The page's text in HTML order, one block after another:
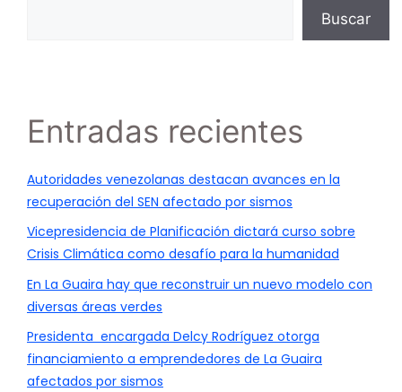
Buscar
Entradas recientes
Autoridades venezolanas destacan avances en la
recuperación del SEN afectado por sismos
Vicepresidencia de Planificación dictará curso sobre
Crisis Climática como desafío para la humanidad
En La Guaira hay que reconstruir un nuevo modelo con
diversas áreas verdes
Presidenta encargada Delcy Rodríguez otorga
financiamiento a emprendedores de La Guaira
afectados por sismos